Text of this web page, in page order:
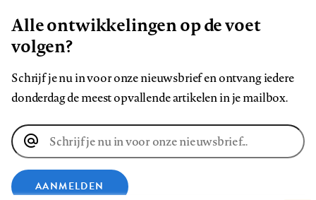
Alle ontwikkelingen op de voet
volgen?
Schrijf je nu in voor onze nieuwsbrief en ontvang iedere
donderdag de meest opvallende artikelen in je mailbox.
E-
mailadres
AANMELDEN